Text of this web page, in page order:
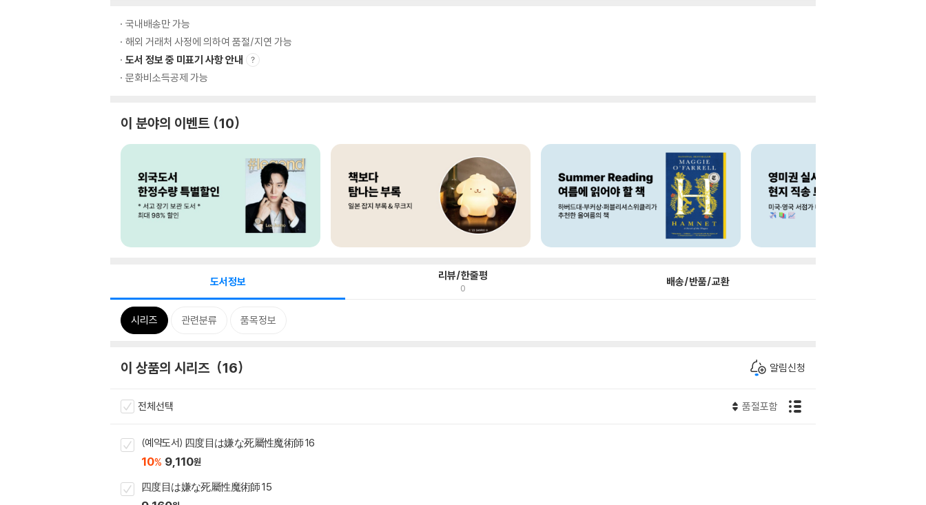
국내배송만 가능
해외 거래처 사정에 의하여 품절/지연 가능
도서 정보 중 미표기 사항 안내
문화비소득공제 가능
이 분야의 이벤트 10
도서정보 리뷰/한줄평
0 배송/반품/교환
시리즈 관련분류 품목정보
이 상품의 시리즈 16 알림신청
전체선택 품절포함
(예약도서) 四度目は嫌な死屬性魔術師 16
10% 9,110원
四度目は嫌な死屬性魔術師 15